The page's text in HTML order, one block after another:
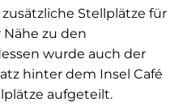
Stellplätze für
zu den
wurde auch der
hinter dem Insel Café
aufgeteilt.